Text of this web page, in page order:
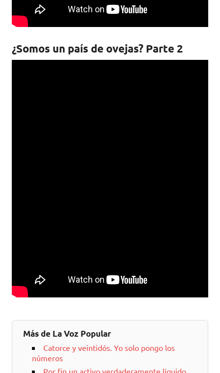
¿Somos un país de ovejas? Parte 2
Más de La Voz Popular
Catorce y veintidós. Yo solo pongo los
números
Por fin un activo verdaderamente líquido